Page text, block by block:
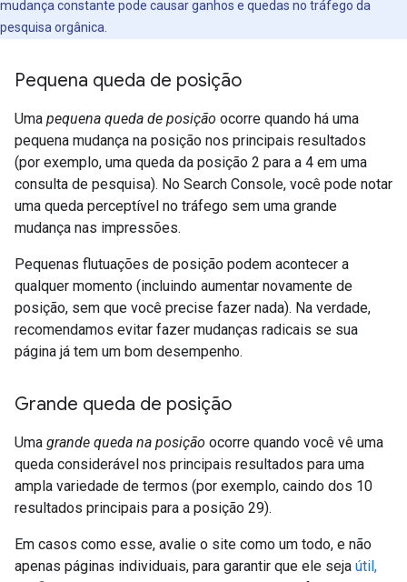
mudança constante pode causar ganhos e quedas no tráfego da
pesquisa orgânica.
Pequena queda de posição
Uma pequena queda de posição ocorre quando há uma
pequena mudança na posição nos principais resultados
(por exemplo, uma queda da posição 2 para a 4 em uma
consulta de pesquisa). No Search Console, você pode notar
uma queda perceptível no tráfego sem uma grande
mudança nas impressões.
Pequenas flutuações de posição podem acontecer a
qualquer momento (incluindo aumentar novamente de
posição, sem que você precise fazer nada). Na verdade,
recomendamos evitar fazer mudanças radicais se sua
página já tem um bom desempenho.
Grande queda de posição
Uma grande queda na posição ocorre quando você vê uma
queda considerável nos principais resultados para uma
ampla variedade de termos (por exemplo, caindo dos 10
resultados principais para a posição 29).
Em casos como esse, avalie o site como um todo, e não
apenas páginas individuais, para garantir que ele seja útil,